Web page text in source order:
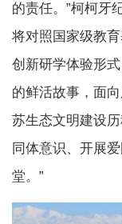
的责任。”柯柯牙
将对照国家级教
创新研学体验形
的鲜活故事，面
苏生态文明建设
同体意识、开展
堂。”